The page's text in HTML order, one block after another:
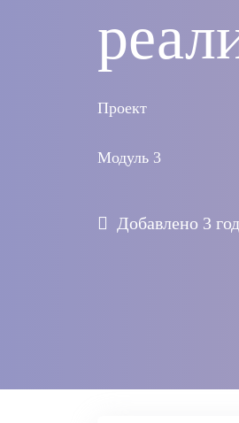
Проект
Модуль 3
Добавлено 3